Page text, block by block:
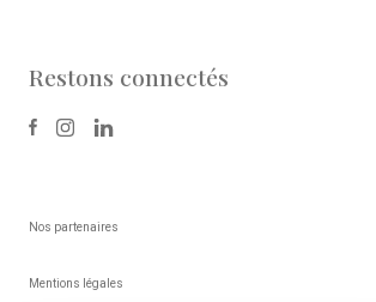
Restons connectés
Nos partenaires
Mentions légales